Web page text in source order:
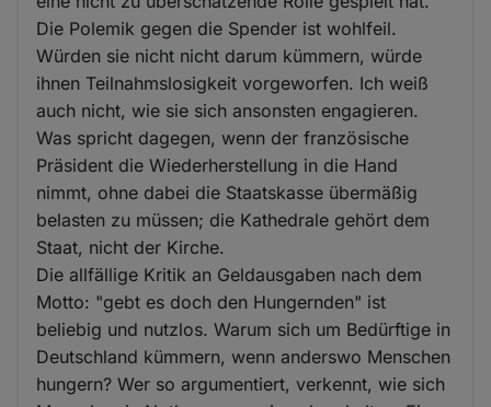
Die Polemik gegen die Spender ist wohlfeil.
Würden sie nicht nicht darum kümmern, würde
ihnen Teilnahmslosigkeit vorgeworfen. Ich weiß
auch nicht, wie sie sich ansonsten engagieren.
Was spricht dagegen, wenn der französische
Präsident die Wiederherstellung in die Hand
nimmt, ohne dabei die Staatskasse übermäßig
belasten zu müssen; die Kathedrale gehört dem
Staat, nicht der Kirche.
Die allfällige Kritik an Geldausgaben nach dem
Motto: "gebt es doch den Hungernden" ist
beliebig und nutzlos. Warum sich um Bedürftige in
Deutschland kümmern, wenn anderswo Menschen
hungern? Wer so argumentiert, verkennt, wie sich